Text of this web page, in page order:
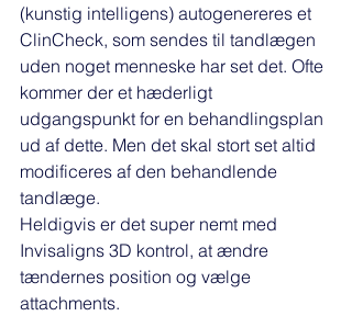
(kunstig intelligens) autogenereres et
ClinCheck, som sendes til tandlægen
uden noget menneske har set det. Ofte
kommer der et hæderligt
udgangspunkt for en behandlingsplan
ud af dette. Men det skal stort set altid
modificeres af den behandlende
tandlæge.
Heldigvis er det super nemt med
Invisaligns 3D kontrol, at ændre
tændernes position og vælge
attachments.